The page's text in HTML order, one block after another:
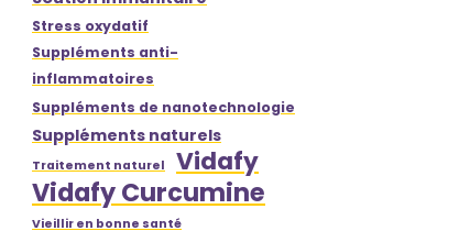
Stress oxydatif
Suppléments anti-
inflammatoires
Suppléments de nanotechnologie
Suppléments naturels
Traitement naturel Vidafy
Vidafy Curcumine
Vieillir en bonne santé